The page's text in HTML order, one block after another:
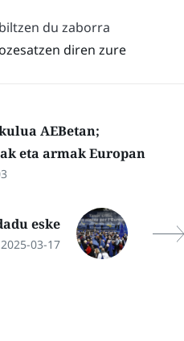
du zaborra
diren zure
AEBetan;
eta armak Europan
eske
2025-03-17